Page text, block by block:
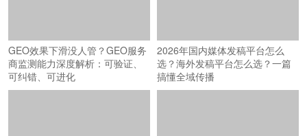
GEO效果下滑没人管？GEO服务
商监测能力深度解析：可验证、
可纠错、可进化
2026年国内媒体发稿平台怎么
选？海外发稿平台怎么选？一篇
搞懂全域传播